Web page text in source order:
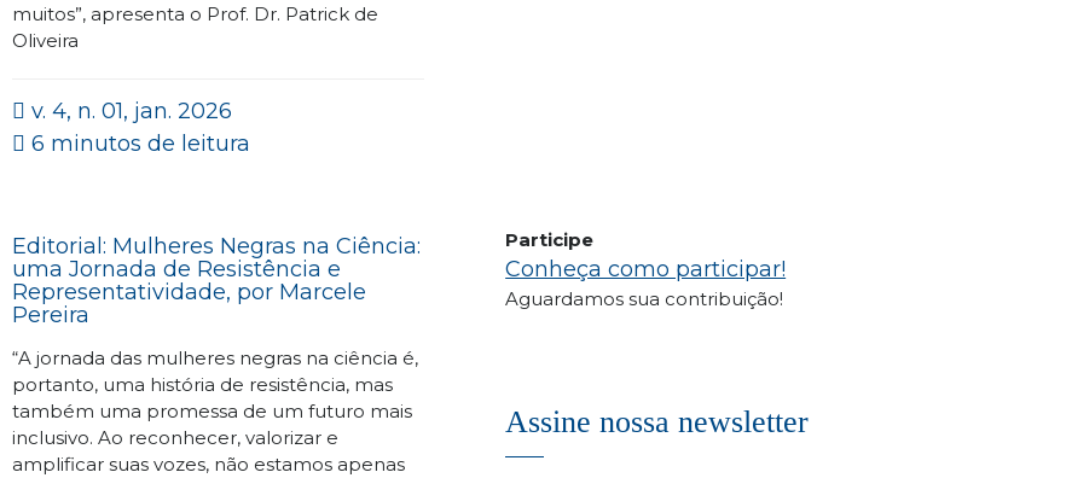
muitos”, apresenta o Prof. Dr. Patrick de
Oliveira
v. 4, n. 01, jan. 2026
6 minutos de leitura
Editorial: Mulheres Negras na Ciência:
uma Jornada de Resistência e
Representatividade, por Marcele
Pereira
“A jornada das mulheres negras na ciência é,
portanto, uma história de resistência, mas
também uma promessa de um futuro mais
inclusivo. Ao reconhecer, valorizar e
amplificar suas vozes, não estamos apenas
Participe
Conheça como participar!
Aguardamos sua contribuição!
Assine nossa newsletter